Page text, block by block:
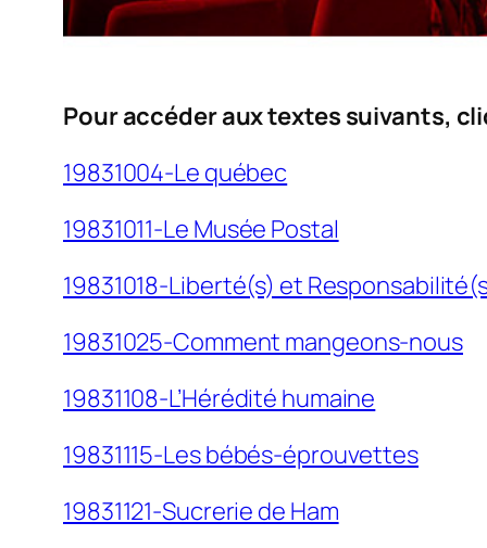
Pour accéder aux textes suivants,
19831004-Le québec
19831011-Le Musée Postal
19831018-Liberté(s) et
19831025-Comment mangeons-nous
19831108-L’Hérédité humaine
19831115-Les bébés-éprouvettes
19831121-Sucrerie de Ham